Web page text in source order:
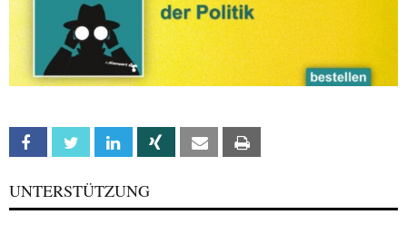
Facebook Twitter Linkedin Xing Email
UNTERSTÜTZUNG